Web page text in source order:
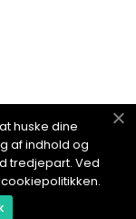
huske dine
af indhold og
tredjepart. Ved